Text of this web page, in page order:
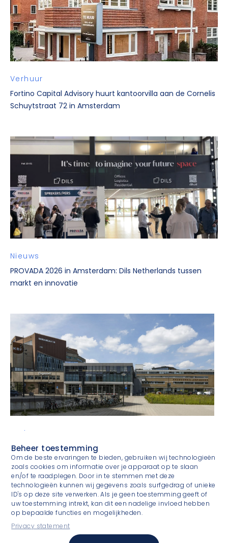
Beheer toestemming
Om de beste ervaringen te bieden, gebruiken wij technologieën
zoals cookies om informatie over je apparaat op te slaan
en/of te raadplegen. Door in te stemmen met deze
technologieën kunnen wij gegevens zoals surfgedrag of unieke
ID's op deze site verwerken. Als je geen toestemming geeft of
uw toestemming intrekt, kan dit een nadelige invloed hebben
op bepaalde functies en mogelijkheden.
Privacy statement
Verhuur
Fortino Capital Advisory huurt kantoorvilla aan de Cornelis
Schuytstraat 72 in Amsterdam
Nieuws
PROVADA 2026 in Amsterdam: Dils Netherlands tussen
markt en innovatie
Verhuur
Constant IT blijft in de Kauwgomballenfabriek
Experienced & committed